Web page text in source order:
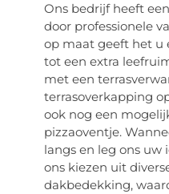
Ons bedrijf heeft
door professionele
op maat geeft het u
tot een extra
met een
terrasoverkapping
ook nog een
pizzaoventje.
langs en leg ons
ons kiezen uit
dakbedekking,